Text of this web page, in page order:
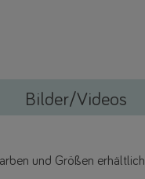
Bilder/Videos
und Größen erhältlich